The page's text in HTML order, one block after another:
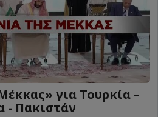
για Τουρκία –
- Πακιστάν